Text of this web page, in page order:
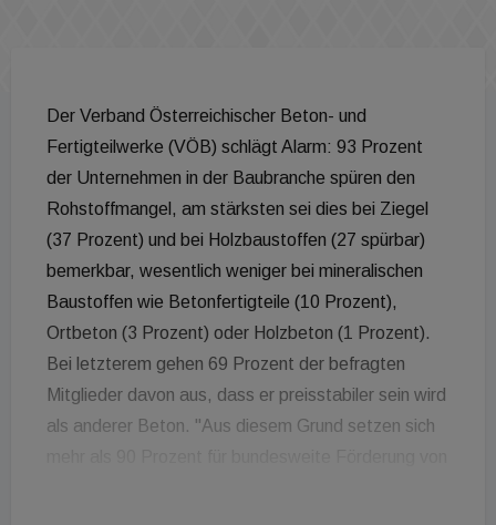
Der Verband Österreichischer Beton- und
Fertigteilwerke (VÖB) schlägt Alarm: 93 Prozent
der Unternehmen in der Baubranche spüren den
Rohstoffmangel, am stärksten sei dies bei Ziegel
(37 Prozent) und bei Holzbaustoffen (27 spürbar)
bemerkbar, wesentlich weniger bei mineralischen
Baustoffen wie Betonfertigteile (10 Prozent),
Ortbeton (3 Prozent) oder Holzbeton (1 Prozent).
Bei letzterem gehen 69 Prozent der befragten
Mitglieder davon aus, dass er preisstabiler sein wird
als anderer Beton. "Aus diesem Grund setzen sich